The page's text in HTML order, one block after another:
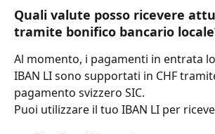
Quali valute posso ricevere
tramite bonifico bancario
Al momento, i pagamenti in entrata
IBAN LI sono supportati in CHF
pagamento svizzero SIC.
Puoi utilizzare il tuo IBAN LI per